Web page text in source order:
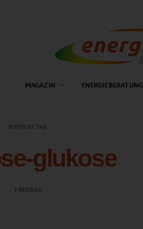
MAGAZIN ENERGIEBERATUNG
POSTS BY TAG
glukose
1 BEITRAG